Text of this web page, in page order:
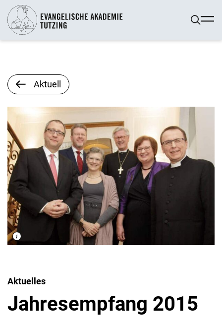
Aktuell
Aktuelles
Jahresempfang 2015